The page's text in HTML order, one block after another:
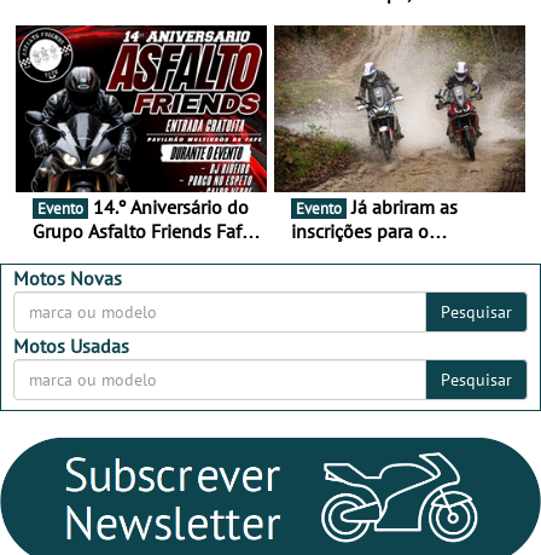
16 de agosto
duas rodas invade o Baixo
Alentejo
Evento
Grupo Asfalto Friends Fafe,
2026
Evento Já abriram as
inscrições para o
Motos Novas
Pesquisar
Motos Usadas
Pesquisar